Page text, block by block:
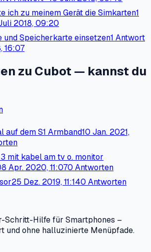
ich zu meinem Gerät die Simkarten1
2018, 09:20
und Speicherkarte einsetzen1 Antwort
16:07
zu Cubot — kannst du
auf dem S1 Armband10 Jan. 2021,
mit kabel am tv o. monitor
Apr. 2020, 11:070 Antworten
25 Dez. 2019, 11:140 Antworten
Schritt-Hilfe für Smartphones –
und ohne halluzinierte Menüpfade.